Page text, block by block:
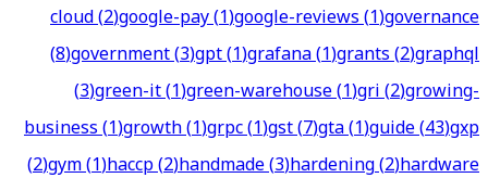
cloud(2)google-pay(1)google-reviews(1)governance
(8)government(3)gpt(1)grafana(1)grants(2)graphql
(3)green-it(1)green-warehouse(1)gri(2)growing-
business(1)growth(1)grpc(1)gst(7)gta(1)guide(43)gxp
(2)gym(1)haccp(2)handmade(3)hardening(2)hardware